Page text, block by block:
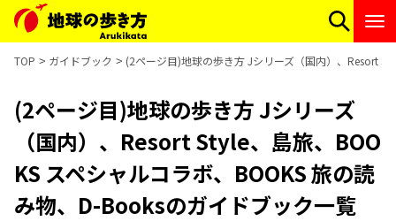
TOP ガイドブック (2ページ目)地球の歩き方 Jシリーズ（国内）、Resort
(2ページ目)地球の歩き方 Jシリーズ
（国内）、Resort Style、島旅、BOO
KS スペシャルコラボ、BOOKS 旅の読
み物、D-Booksのガイドブック一覧